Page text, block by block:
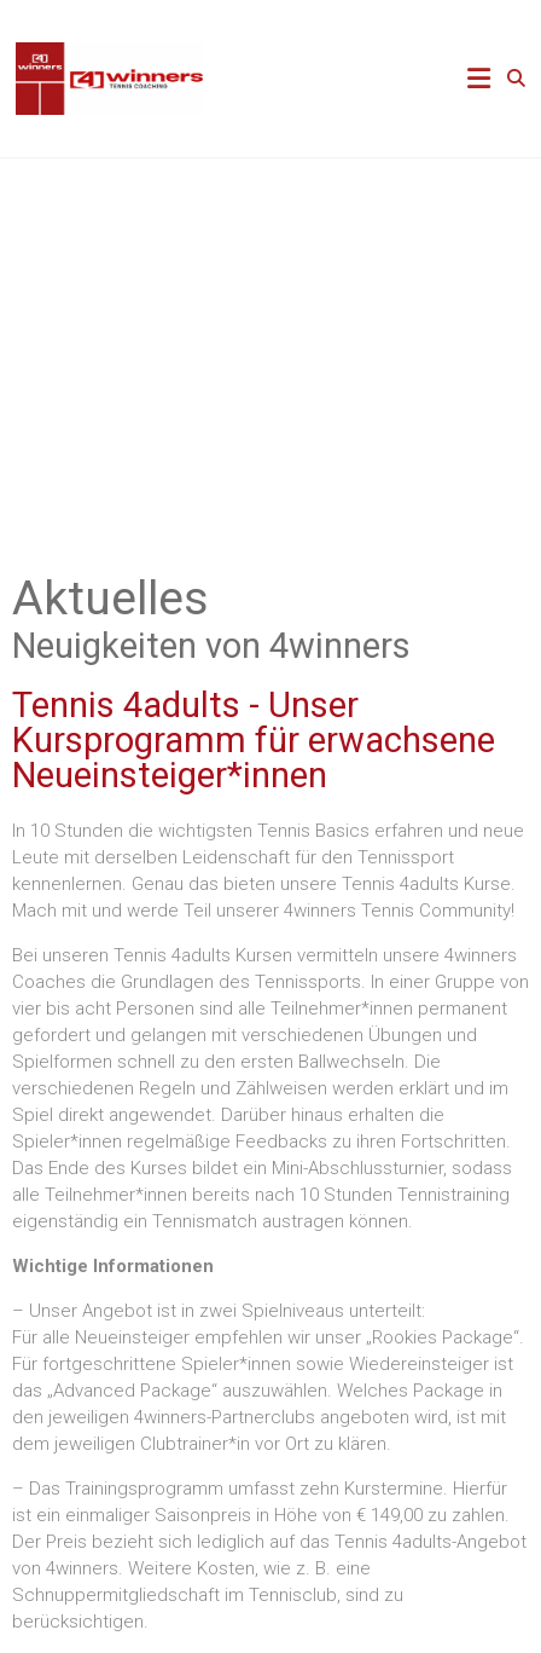
Aktuelles
Neuigkeiten von 4winners
Tennis 4adults - Unser
Kursprogramm für erwachsene
Neueinsteiger*innen
In 10 Stunden die wichtigsten Tennis Basics erfahren und neue
Leute mit derselben Leidenschaft für den Tennissport
kennenlernen. Genau das bieten unsere Tennis 4adults Kurse.
Mach mit und werde Teil unserer 4winners Tennis Community!
Bei unseren Tennis 4adults Kursen vermitteln unsere 4winners
Coaches die Grundlagen des Tennissports. In einer Gruppe von
vier bis acht Personen sind alle Teilnehmer*innen permanent
gefordert und gelangen mit verschiedenen Übungen und
Spielformen schnell zu den ersten Ballwechseln. Die
verschiedenen Regeln und Zählweisen werden erklärt und im
Spiel direkt angewendet. Darüber hinaus erhalten die
Spieler*innen regelmäßige Feedbacks zu ihren Fortschritten.
Das Ende des Kurses bildet ein Mini-Abschlussturnier, sodass
alle Teilnehmer*innen bereits nach 10 Stunden Tennistraining
eigenständig ein Tennismatch austragen können.
Wichtige Informationen
– Unser Angebot ist in zwei Spielniveaus unterteilt:
Für alle Neueinsteiger empfehlen wir unser „Rookies Package“.
Für fortgeschrittene Spieler*innen sowie Wiedereinsteiger ist
das „Advanced Package“ auszuwählen. Welches Package in
den jeweiligen 4winners-Partnerclubs angeboten wird, ist mit
dem jeweiligen Clubtrainer*in vor Ort zu klären.
– Das Trainingsprogramm umfasst zehn Kurstermine. Hierfür
ist ein einmaliger Saisonpreis in Höhe von € 149,00 zu zahlen.
Der Preis bezieht sich lediglich auf das Tennis 4adults-Angebot
von 4winners. Weitere Kosten, wie z. B. eine
Schnuppermitgliedschaft im Tennisclub, sind zu
berücksichtigen.